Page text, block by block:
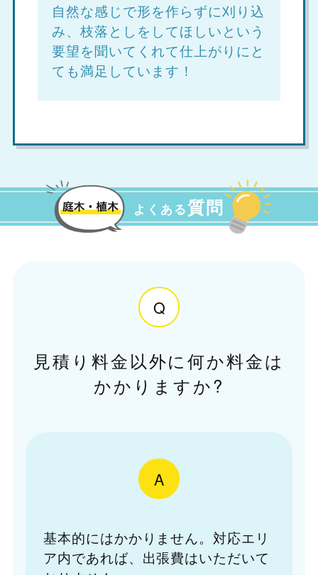
自然な感じで形を作らずに刈り込
み、枝落としをしてほしいという
要望を聞いてくれて仕上がりにと
ても満足しています！
よくある質問
Q
見積り料金以外に何か料金は
かかりますか?
A
基本的にはかかりません。対応エリ
ア内であれば、出張費はいただいて